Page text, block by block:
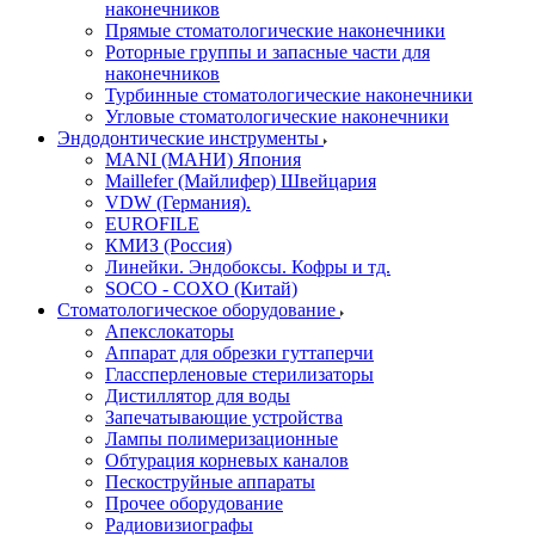
наконечников
Прямые стоматологические наконечники
Роторные группы и запасные части для
наконечников
Турбинные стоматологические наконечники
Угловые стоматологические наконечники
Эндодонтические инструменты
MANI (МАНИ) Япония
Maillefer (Майлифер) Швейцария
VDW (Германия).
EUROFILE
КМИЗ (Россия)
Линейки. Эндобоксы. Кофры и тд.
SOCO - COXO (Китай)
Стоматологическое оборудование
Апекслокаторы
Аппарат для обрезки гуттаперчи
Глассперленовые стерилизаторы
Дистиллятор для воды
Запечатывающие устройства
Лампы полимеризационные
Обтурация корневых каналов
Пескоструйные аппараты
Прочее оборудование
Радиовизиографы